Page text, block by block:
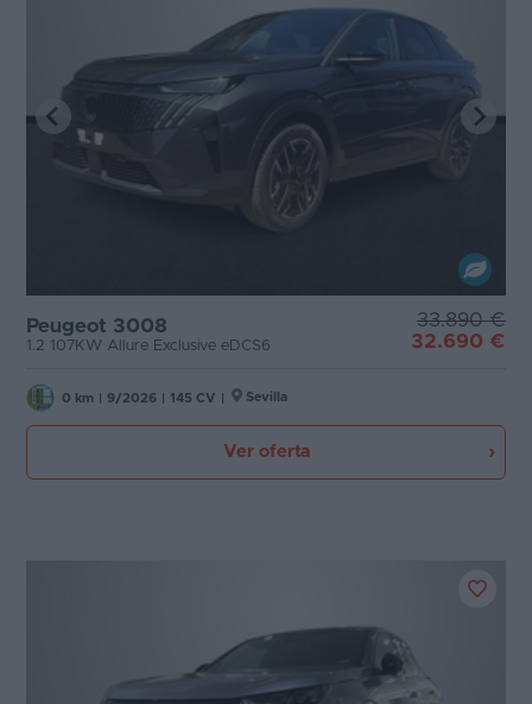
Peugeot 3008
1.2 107KW Allure Exclusive eDCS6
33.890 €
32.690 €
0 km 9/2026 145 CV Sevilla
Ver oferta